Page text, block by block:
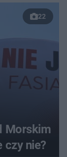
22
Morskim
czy nie?